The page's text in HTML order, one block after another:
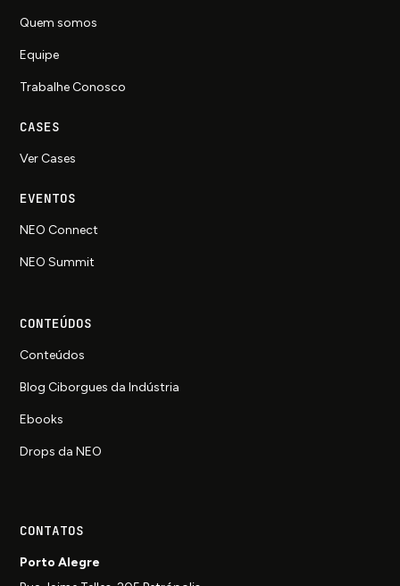
Quem somos
Equipe
Trabalhe Conosco
CASES
Ver Cases
EVENTOS
NEO Connect
NEO Summit
CONTEÚDOS
Conteúdos
Blog Ciborgues da Indústria
Ebooks
Drops da NEO
CONTATOS
Porto Alegre